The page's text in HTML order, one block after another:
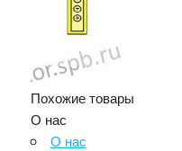
Похожие товары
О нас
О нас